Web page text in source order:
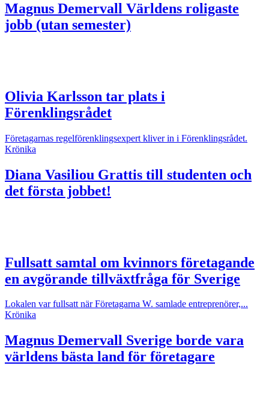
Magnus Demervall Världens roligaste
jobb (utan semester)
Olivia Karlsson tar plats i
Förenklingsrådet
Företagarnas regelförenklingsexpert kliver in i Förenklingsrådet.
Krönika
Diana Vasiliou Grattis till studenten och
det första jobbet!
Fullsatt samtal om kvinnors företagande
en avgörande tillväxtfråga för Sverige
Lokalen var fullsatt när Företagarna W. samlade entreprenörer,...
Krönika
Magnus Demervall Sverige borde vara
världens bästa land för företagare